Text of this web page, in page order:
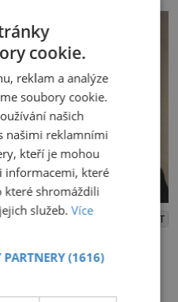
PŘEHRÁT
mu přidávají
vyspat a smrtí
Burian kruté
cookie.
reklam a analýze
soubory cookie.
našich
našimi reklamními
kteří je mohou
informacemi, které
které shromáždili
služeb.Více
PARTNERY(1616)